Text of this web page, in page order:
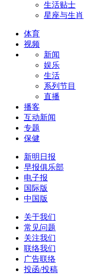
生活贴士
星座与生肖
体育
视频
新闻
娱乐
生活
系列节目
直播
播客
互动新闻
专题
保健
新明日报
早报俱乐部
电子报
国际版
中国版
关于我们
常见问题
关注我们
联络我们
广告联络
投函/投稿